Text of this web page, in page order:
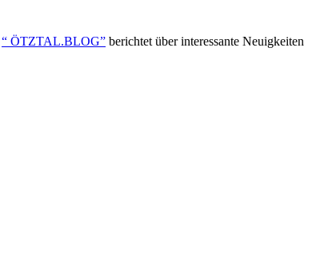
“ ÖTZTAL.BLOG” berichtet über interessante Neuigkeiten